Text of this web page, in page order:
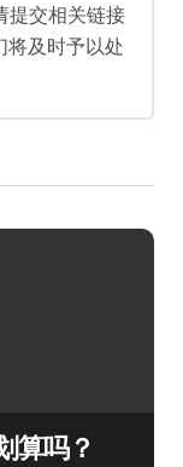
提交相关链接
将及时予以处
算吗？